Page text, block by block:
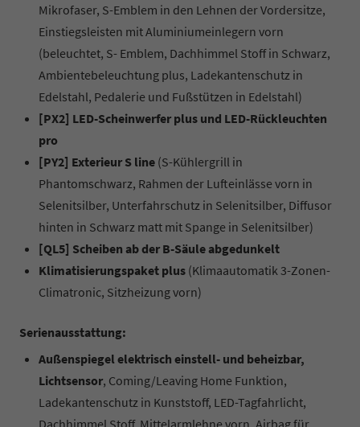
Mikrofaser, S-Emblem in den Lehnen der Vordersitze,
Einstiegsleisten mit Aluminiumeinlegern vorn
(beleuchtet, S- Emblem, Dachhimmel Stoff in Schwarz,
Ambientebeleuchtung plus, Ladekantenschutz in
Edelstahl, Pedalerie und Fußstützen in Edelstahl)
[PX2] LED-Scheinwerfer plus und LED-Rückleuchten
pro
[PY2] Exterieur S line (S-Kühlergrill in
Phantomschwarz, Rahmen der Lufteinlässe vorn in
Selenitsilber, Unterfahrschutz in Selenitsilber, Diffusor
hinten in Schwarz matt mit Spange in Selenitsilber)
[QL5] Scheiben ab der B-Säule abgedunkelt
Klimatisierungspaket plus (Klimaautomatik 3-Zonen-
Climatronic, Sitzheizung vorn)
Serienausstattung:
Außenspiegel elektrisch einstell- und beheizbar,
Lichtsensor, Coming/Leaving Home Funktion,
Ladekantenschutz in Kunststoff, LED-Tagfahrlicht,
Dachhimmel Stoff, Mittelarmlehne vorn, Airbag für